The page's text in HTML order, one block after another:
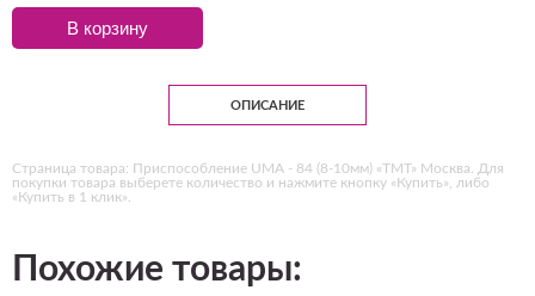
В корзину
ОПИСАНИЕ
Страница товара: Приспособление UMA - 84 (8-10мм) «ТМТ» Москва. Для
покупки товара выберете количество и нажмите кнопку «Купить», либо
«Купить в 1 клик».
Похожие товары: